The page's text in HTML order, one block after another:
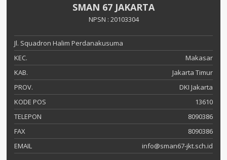
SMAN 67 JAKARTA
NPSN : 20103304
Jl. Squadron Halim Perdanakusuma
KEC.
Makasar
KAB.
Jakarta Timur
PROV.
DKI Jakarta
KODE POS
13610
TELEPON
8090386
FAX
8090386
EMAIL
info@sman67-jkt.sch.id